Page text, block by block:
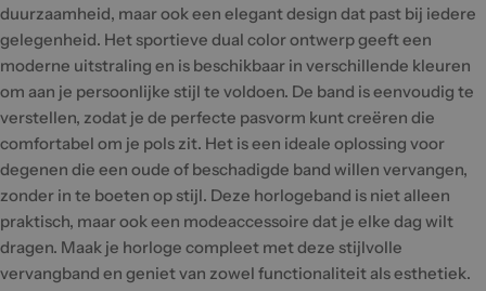
duurzaamheid, maar ook een elegant design dat past bij iedere
gelegenheid. Het sportieve dual color ontwerp geeft een
moderne uitstraling en is beschikbaar in verschillende kleuren
om aan je persoonlijke stijl te voldoen. De band is eenvoudig te
verstellen, zodat je de perfecte pasvorm kunt creëren die
comfortabel om je pols zit. Het is een ideale oplossing voor
degenen die een oude of beschadigde band willen vervangen,
zonder in te boeten op stijl. Deze horlogeband is niet alleen
praktisch, maar ook een modeaccessoire dat je elke dag wilt
dragen. Maak je horloge compleet met deze stijlvolle
vervangband en geniet van zowel functionaliteit als esthetiek.